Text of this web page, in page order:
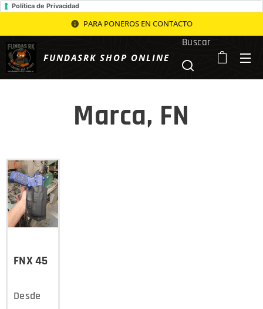
Política de Privacidad
PARA PONEROS EN CONTACTO
FUNDASRK SHOP ONLINE
Buscar
Marca, FN
FNX 45
Desde